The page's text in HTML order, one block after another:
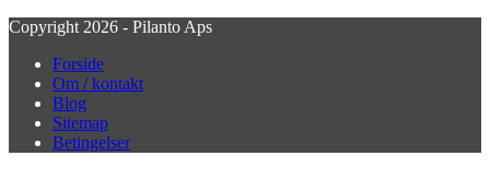
Copyright 2026 - Pilanto Aps
Forside
Om / kontakt
Blog
Sitemap
Betingelser